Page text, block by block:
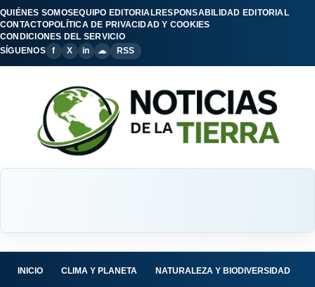
QUIÉNES SOMOSEQUIPO EDITORIALRESPONSABILIDAD EDITORIAL
CONTACTOPOLÍTICA DE PRIVACIDAD Y COOKIES
CONDICIONES DEL SERVICIO
SÍGUENOS
f X in ☁ RSS
INICIO CLIMA Y PLANETA NATURALEZA Y BIODIVERSIDAD